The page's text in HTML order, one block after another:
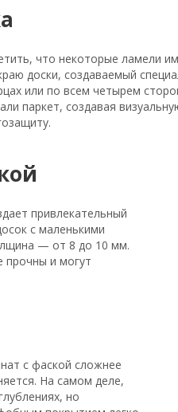
что некоторые ламели
доски, создаваемый
или по всем четырем
паркет, создавая
привлекательный
с маленькими
— от 8 до 10 мм.
прочны и могут
с фаской сложнее
На самом деле,
но